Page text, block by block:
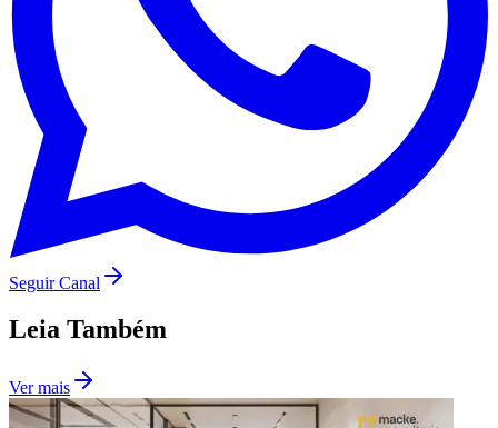
Seguir Canal
Leia Também
Ver mais